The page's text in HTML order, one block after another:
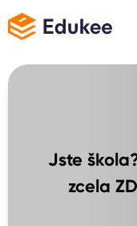
Jste
zcela